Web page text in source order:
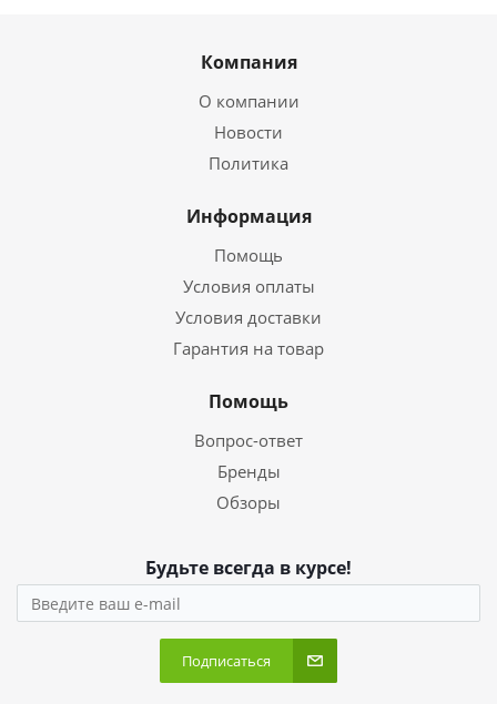
Компания
О компании
Новости
Политика
Информация
Помощь
Условия оплаты
Условия доставки
Гарантия на товар
Помощь
Вопрос-ответ
Бренды
Обзоры
Будьте всегда в курсе!
Подписаться